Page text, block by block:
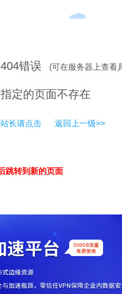
404错误 (可在服务器上查看
指定的页面不存在
站长请点击 返回上一级>>